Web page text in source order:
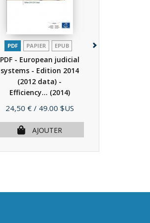
PDF PAPIER EPUB
PDF - European judicial
systems - Edition 2014
(2012 data) -
Efficiency... (2014)
Prix
24,50 € / 49.00 $US
AJOUTER